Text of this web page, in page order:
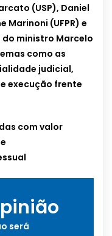
(USP), Daniel
Marinoni (UFPR) e
do ministro Marcelo
como as
judicial,
execução frente
com valor
será